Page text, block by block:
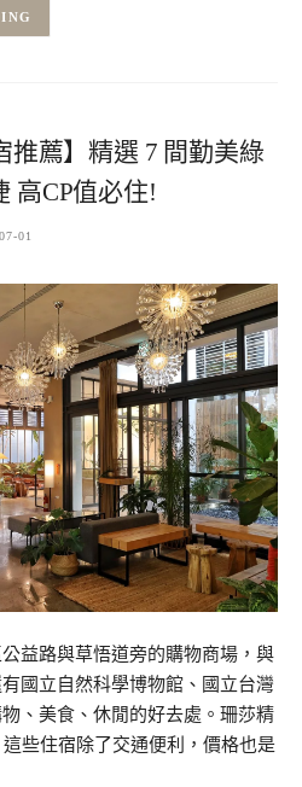
推薦】精選 7 間勤美綠
高CP值必住!
01
益路與草悟道旁的購物商場，與
國立自然科學博物館、國立台灣
、美食、休閒的好去處。珊莎精
些住宿除了交通便利，價格也是